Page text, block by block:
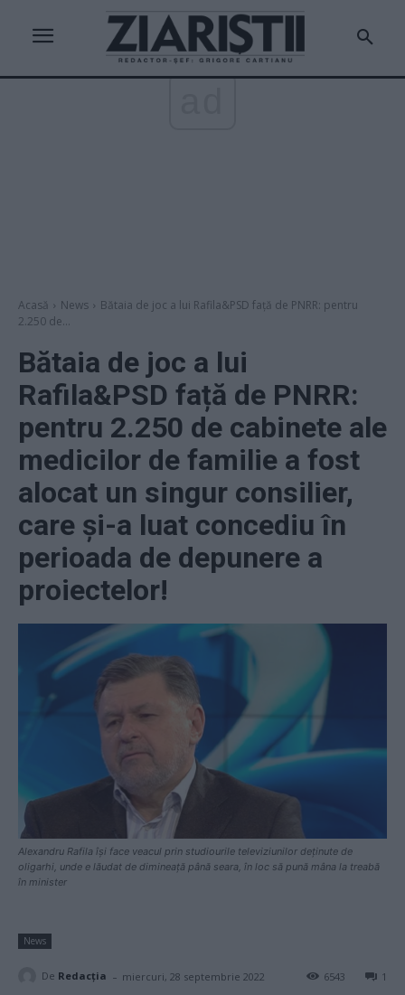
Acasă News
Bătaia de joc a lui Rafila&PSD față de PNRR: pentru
2.250 de...
Bătaia de joc a lui
Rafila&PSD față de PNRR:
pentru 2.250 de cabinete ale
medicilor de familie a fost
alocat un singur consilier,
care și-a luat concediu în
perioada de depunere a
proiectelor!
Alexandru Rafila își face veacul prin studiourile televiziunilor deținute de
oligarhi, unde e lăudat de dimineață până seara, în loc să pună mâna la treabă
în minister
News
De Redacţia - miercuri, 28 septembrie 2022 1
6543